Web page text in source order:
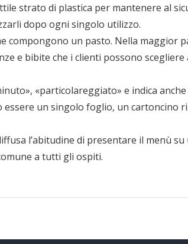
strato di plastica per mantenere al
dopo ogni singolo utilizzo.
compongono un pasto. Nella maggior
e bibite che i clienti possono scegliere
«particolareggiato» e indica
essere un singolo foglio, un cartoncino
l’abitudine di presentare il menù su
a tutti gli ospiti.